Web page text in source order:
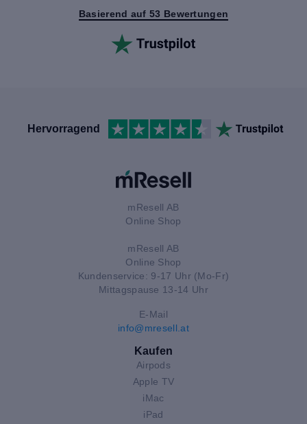
Basierend auf 53 Bewertungen
Hervorragend
mResell AB
Online Shop
mResell AB
Online Shop
Kundenservice: 9-17 Uhr (Mo-Fr)
Mittagspause 13-14 Uhr
E-Mail
info@mresell.at
Kaufen
Airpods
Apple TV
iMac
iPad